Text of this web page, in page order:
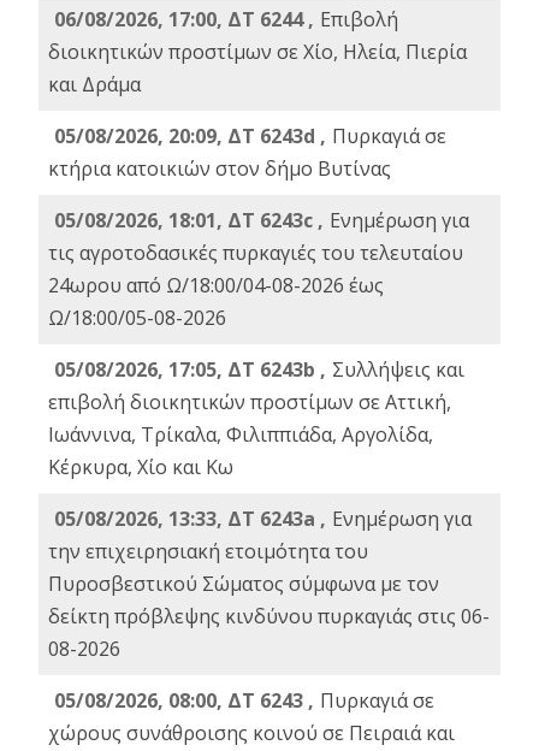
06/08/2026, 17:00, ΔΤ 6244 , Επιβολή
διοικητικών προστίμων σε Χίο, Ηλεία, Πιερία
και Δράμα
05/08/2026, 20:09, ΔΤ 6243d , Πυρκαγιά σε
κτήρια κατοικιών στον δήμο Βυτίνας
05/08/2026, 18:01, ΔΤ 6243c , Ενημέρωση για
τις αγροτοδασικές πυρκαγιές του τελευταίου
24ωρου από Ω/18:00/04-08-2026 έως
Ω/18:00/05-08-2026
05/08/2026, 17:05, ΔΤ 6243b , Συλλήψεις και
επιβολή διοικητικών προστίμων σε Αττική,
Ιωάννινα, Τρίκαλα, Φιλιππιάδα, Αργολίδα,
Κέρκυρα, Χίο και Κω
05/08/2026, 13:33, ΔΤ 6243a , Ενημέρωση για
την επιχειρησιακή ετοιμότητα του
Πυροσβεστικού Σώματος σύμφωνα με τον
δείκτη πρόβλεψης κινδύνου πυρκαγιάς στις 06-
08-2026
05/08/2026, 08:00, ΔΤ 6243 , Πυρκαγιά σε
χώρους συνάθροισης κοινού σε Πειραιά και